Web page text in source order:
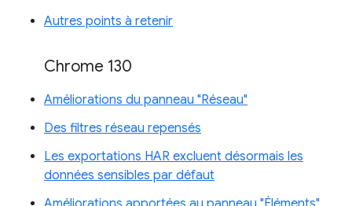
Autres points à retenir
Chrome 130
Améliorations du panneau "Réseau"
Des filtres réseau repensés
Les exportations HAR excluent désormais les
données sensibles par défaut